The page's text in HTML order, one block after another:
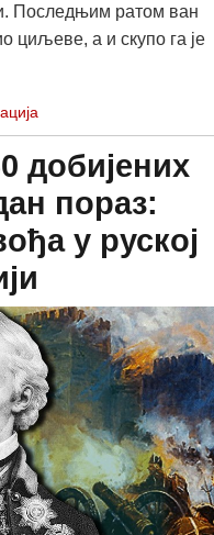
Последњим ратом ван
циљеве, а и скупо га је
добијених
пораз:
у руској